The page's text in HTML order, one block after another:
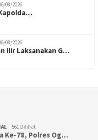
08/2026
08/2026
Ilir Laksanakan G…
561 Dilihat
Ke-78, Polres Og…